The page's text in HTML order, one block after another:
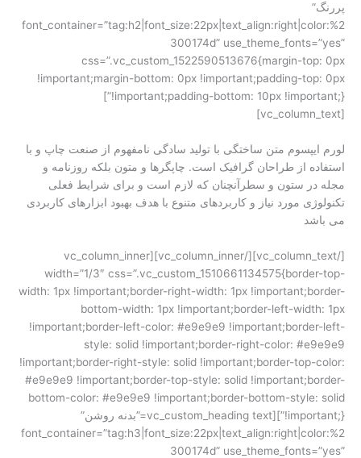
پررنگ”
font_container=”tag:h2|font_size:22px|text_align:right|color:%2
300174d” use_theme_fonts=”yes”
css=”.vc_custom_1522590513676{margin-top: 0px
!important;margin-bottom: 0px !important;padding-top: 0px
!important;padding-bottom: 10px !important;}”]
[vc_column_text]
لورم ایپسوم متن ساختگی با تولید سادگی نامفهوم از صنعت چاپ و با
استفاده از طراحان گرافیک است. چاپگرها و متون بلکه روزنامه و
مجله در ستون و سطرآنچنان که لازم است و برای شرایط فعلی
تکنولوژی مورد نیاز و کاربردهای متنوع با هدف بهبود ابزارهای کاربردی
می باشد
[/vc_column_text][/vc_column_inner][vc_column_inner
width=”1/3″ css=”.vc_custom_1510661134575{border-top-
width: 1px !important;border-right-width: 1px !important;border-
bottom-width: 1px !important;border-left-width: 1px
!important;border-left-color: #e9e9e9 !important;border-left-
style: solid !important;border-right-color: #e9e9e9
!important;border-right-style: solid !important;border-top-color:
#e9e9e9 !important;border-top-style: solid !important;border-
bottom-color: #e9e9e9 !important;border-bottom-style: solid
!important;}”][vc_custom_heading text=”بدنه روشن”
font_container=”tag:h3|font_size:22px|text_align:right|color:%2
300174d” use_theme_fonts=”yes”